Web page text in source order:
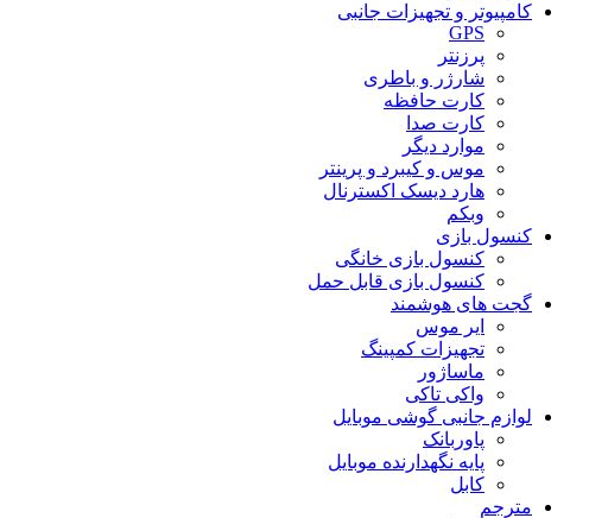
کامپیوتر و تجهیزات جانبی
GPS
پرزنتر
شارژر و باطری
کارت حافظه
کارت صدا
موارد دیگر
موس و کیبرد و پرینتر
هارد دیسک اکسترنال
وبکم
کنسول بازی
کنسول بازی خانگی
کنسول بازی قابل حمل
گجت های هوشمند
ایر موس
تجهیزات کمپینگ
ماساژور
واکی تاکی
لوازم جانبی گوشی موبایل
پاوربانک
پایه نگهدارنده موبایل
کابل
مترجم